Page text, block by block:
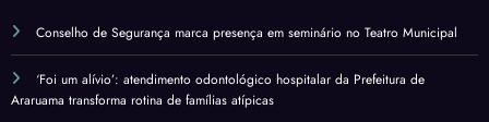
Conselho de Segurança marca presença em seminário no Teatro Municipal
‘Foi um alívio’: atendimento odontológico hospitalar da Prefeitura de
Araruama transforma rotina de famílias atípicas